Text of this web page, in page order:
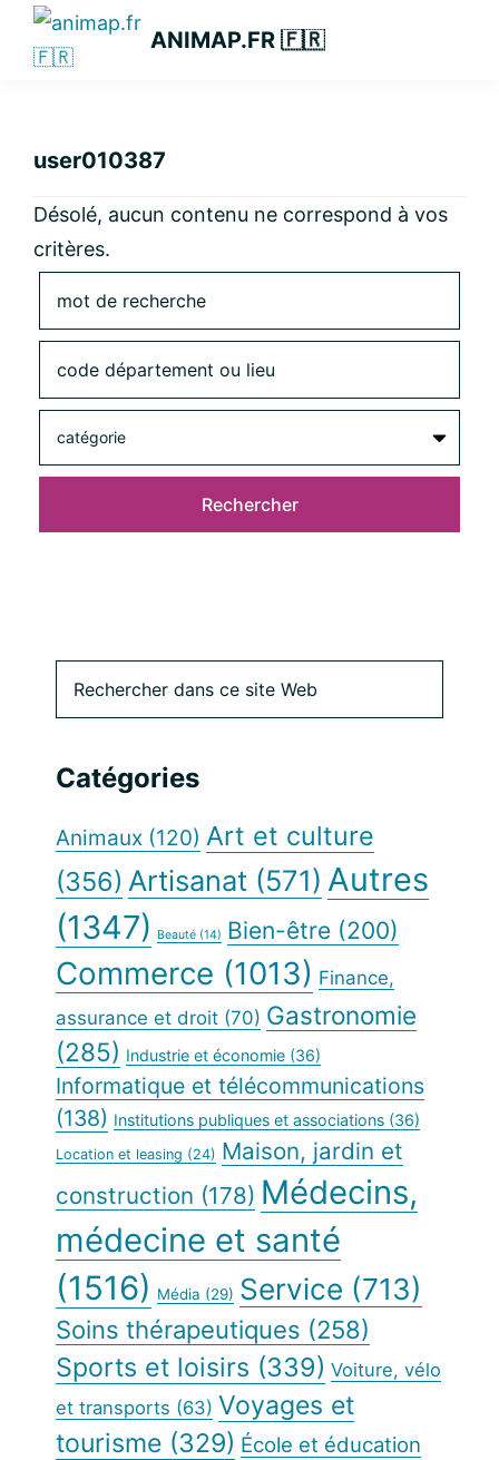
Passer
principale
Passer
Passer
latérale
ANIMAP.FR 🇫🇷
user010387
Désolé, aucun contenu ne correspond à vos
critères.
Barre
latérale
principale
dans
Web
Catégories
Animaux (120) Art et culture
(356) Artisanat (571) Autres
(1347)
Beauté (14) Bien-être (200)
Commerce (1013) Finance,
assurance et droit (70) Gastronomie
(285) Industrie et économie (36)
Informatique et télécommunications
(138) Institutions publiques et associations (36)
Location et leasing (24) Maison, jardin et
construction (178) Médecins,
médecine et santé
(1516) Média (29) Service (713)
Soins thérapeutiques (258)
Sports et loisirs (339) Voiture, vélo
et transports (63) Voyages et
tourisme (329) École et éducation